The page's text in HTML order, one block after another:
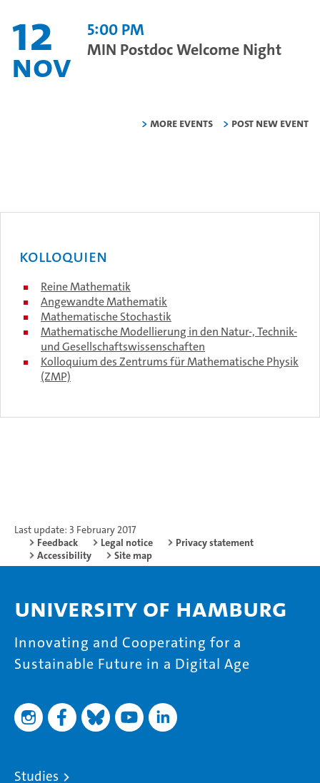
12
Nov
5:00 PM
MIN Postdoc Welcome Night
Post new event
More Events
Kolloquien
Reine Mathematik
Angewandte Mathematik
Mathematische Stochastik
Mathematische Modellierung in den Natur-, Technik-
und Gesellschaftswissenschaften
Kolloquium des Zentrums für Mathematische Physik
(ZMP)
Last update: 3 February 2017
Feedback
Legal notice
Privacy statement
Accessibility
Site map
University of Hamburg
Innovating and Cooperating for a
Sustainable Future in a Digital Age
Studies